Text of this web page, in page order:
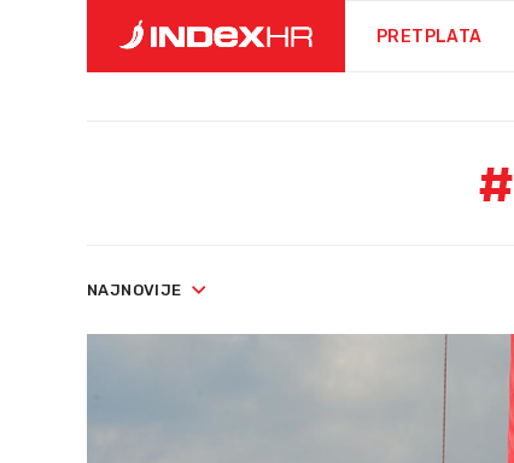
PRETPLATA
#
NAJNOVIJE